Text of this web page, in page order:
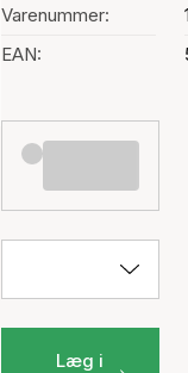
Varenummer:
EAN:
Læg i